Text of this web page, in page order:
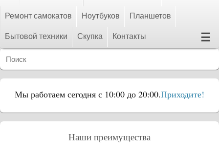
☰
Ремонт самокатов Ноутбуков Планшетов
Бытовой техники Скупка Контакты
Мы работаем сегодня с 10:00 до 20:00.Приходите!
Наши преимущества